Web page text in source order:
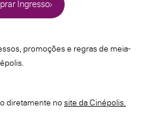
Ingresso
promoções e regras de meia-
diretamente no site da Cinépolis.